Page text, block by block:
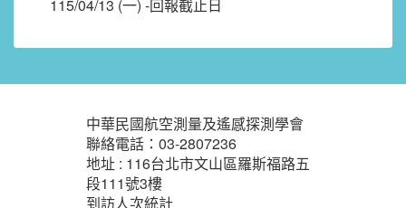
115/04/13 (一) -回報截止日
:::
中華民國航空測量及遙感探測學會
聯絡電話：03-2807236
地址 : 116台北市文山區羅斯福路五
段111號3樓
到訪人次統計